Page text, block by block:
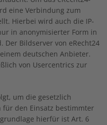
eine Verbindung zum
Hierbei wird auch die IP-
in anonymisierter Form in
Der Bildserver von eRecht24
deutschen Anbieter.
von Usercentrics zur
um die gesetzlich
den Einsatz bestimmter
hierfür ist Art. 6